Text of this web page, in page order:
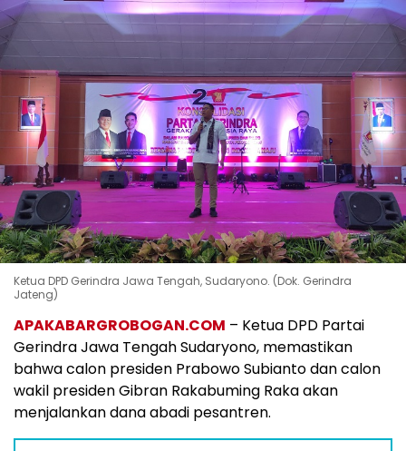
Ketua DPD Gerindra Jawa Tengah, Sudaryono. (Dok. Gerindra
Jateng)
APAKABARGROBOGAN.COM – Ketua DPD Partai
Gerindra Jawa Tengah Sudaryono, memastikan
bahwa calon presiden Prabowo Subianto dan calon
wakil presiden Gibran Rakabuming Raka akan
menjalankan dana abadi pesantren.